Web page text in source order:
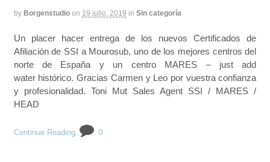
by Borgenstudio on 19 julio, 2019 in Sin categoría
Un placer hacer entrega de los nuevos Certificados de
Afiliación de SSI a Mourosub, uno de los mejores centros del
norte de España y un centro MARES – just add
water histórico. Gracias Carmen y Leo por vuestra confianza
y profesionalidad. Toni Mut Sales Agent SSI / MARES /
HEAD
Continue Reading 0